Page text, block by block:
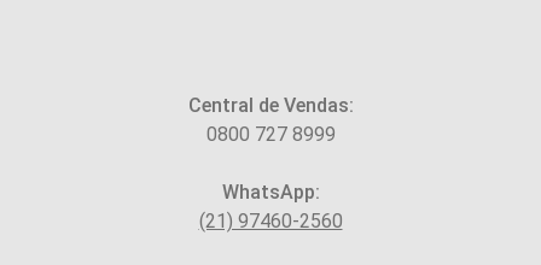
Central de Vendas:
0800 727 8999
WhatsApp:
(21) 97460-2560